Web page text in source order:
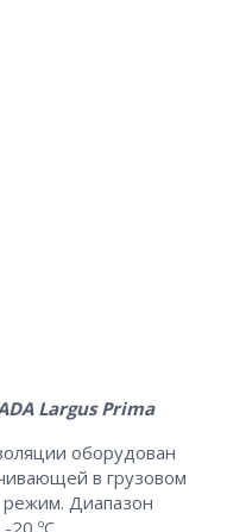
Largus Prima
оборудован
в грузовом
Диапазон